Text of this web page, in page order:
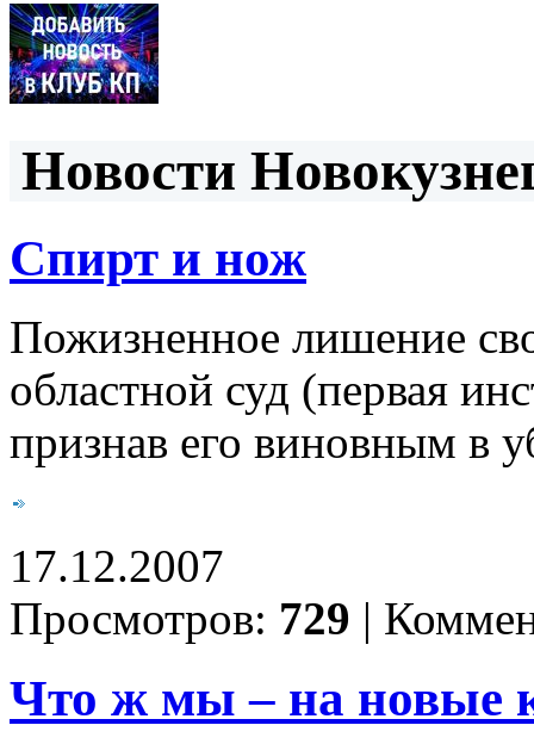
Новости
Спирт и нож
Пожизненное лишение
областной суд (первая
признав его виновным в
17.12.2007
Просмотров: 729 |
Что ж мы – на новые